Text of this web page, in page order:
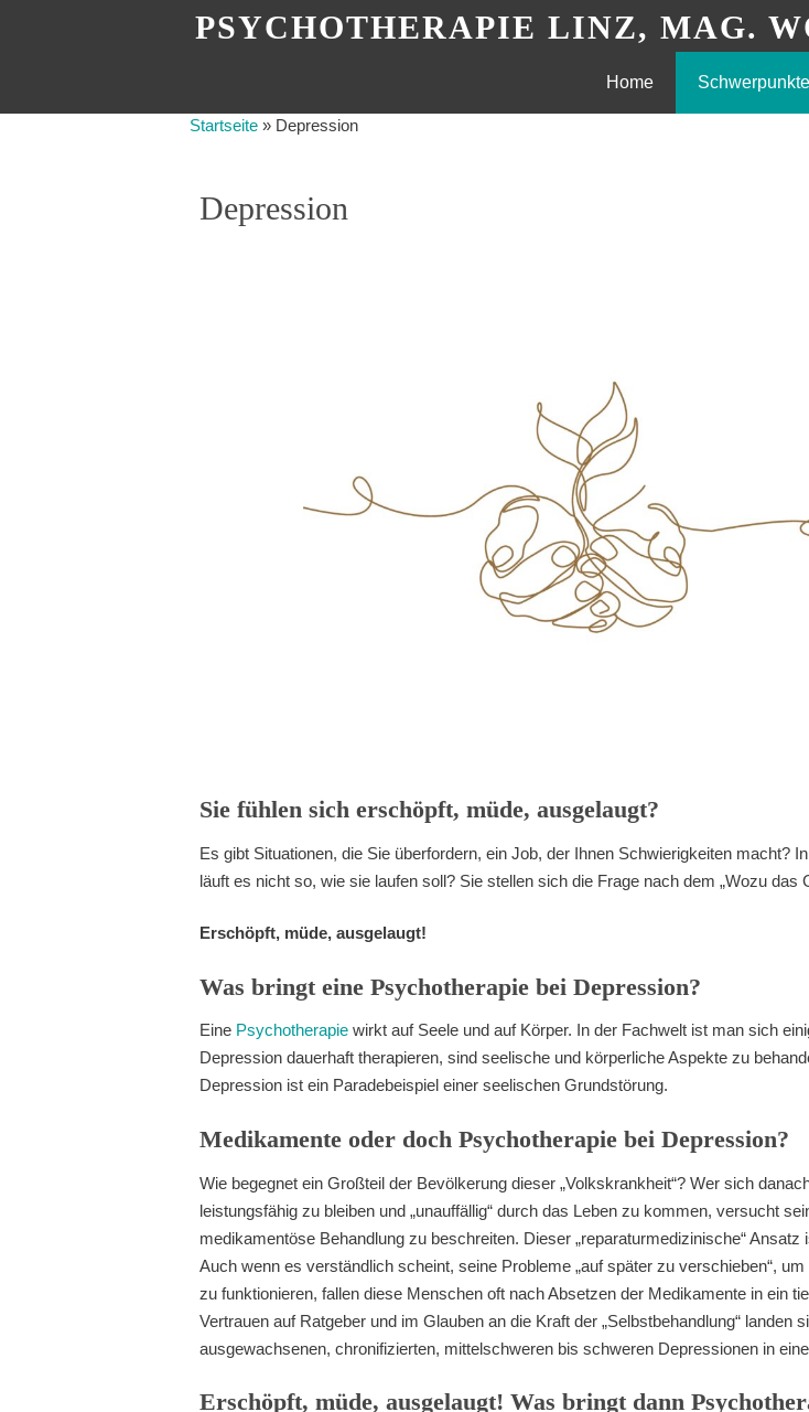
PSYCHOTHERAPIE LINZ, MAG.
Skip
Home Schwerpunkte
Startseite » Depression
Depression
Sie fühlen sich erschöpft, müde, ausgelaugt?
Es gibt Situationen, die Sie überfordern, ein Job, der Ihnen Schwierigkeiten macht?
läuft es nicht so, wie sie laufen soll? Sie stellen sich die Frage nach dem „Wozu das
Erschöpft, müde, ausgelaugt!
Was bringt eine Psychotherapie bei Depression?
Eine Psychotherapiewirkt auf Seele und auf Körper. In der Fachwelt ist man sich
Depression dauerhaft therapieren, sind seelische und körperliche Aspekte zu
Depression ist ein Paradebeispiel einer seelischen Grundstörung.
Medikamente oder doch Psychotherapie bei Depression?
Wie begegnet ein Großteil der Bevölkerung dieser „Volkskrankheit“? Wer sich
leistungsfähig zu bleiben und „unauffällig“ durch das Leben zu kommen, versucht
medikamentöse Behandlung zu beschreiten. Dieser „reparaturmedizinische“ Ansatz
Auch wenn es verständlich scheint, seine Probleme „auf später zu verschieben“,
zu funktionieren, fallen diese Menschen oft nach Absetzen der Medikamente in ein
Vertrauen auf Ratgeber und im Glauben an die Kraft der „Selbstbehandlung“ landen
ausgewachsenen, chronifizierten, mittelschweren bis schweren Depressionen in
Erschöpft, müde, ausgelaugt! Was bringt dann